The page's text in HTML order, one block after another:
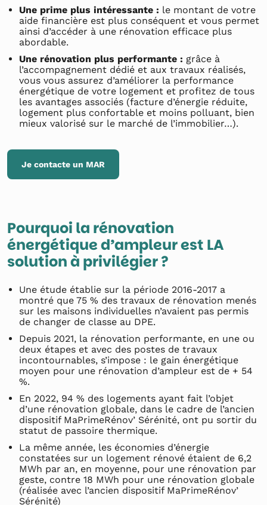
Une prime plus intéressante : le montant de votre
aide financière est plus conséquent et vous permet
ainsi d’accéder à une rénovation efficace plus
abordable.
Une rénovation plus performante : grâce à
l’accompagnement dédié et aux travaux réalisés,
vous vous assurez d’améliorer la performance
énergétique de votre logement et profitez de tous
les avantages associés (facture d’énergie réduite,
logement plus confortable et moins polluant, bien
mieux valorisé sur le marché de l’immobilier…).
Je contacte un MAR
Pourquoi la rénovation
énergétique d’ampleur est LA
solution à privilégier ?
Une étude établie sur la période 2016-2017 a
montré que 75 % des travaux de rénovation menés
sur les maisons individuelles n’avaient pas permis
de changer de classe au DPE.
Depuis 2021, la rénovation performante, en une ou
deux étapes et avec des postes de travaux
incontournables, s’impose : le gain énergétique
moyen pour une rénovation d’ampleur est de + 54
%.
En 2022, 94 % des logements ayant fait l’objet
d’une rénovation globale, dans le cadre de l’ancien
dispositif MaPrimeRénov’ Sérénité, ont pu sortir du
statut de passoire thermique.
La même année, les économies d’énergie
constatées sur un logement rénové étaient de 6,2
MWh par an, en moyenne, pour une rénovation par
geste, contre 18 MWh pour une rénovation globale
(réalisée avec l’ancien dispositif MaPrimeRénov’
Sérénité)